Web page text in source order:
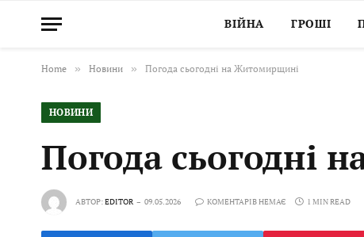
ВІЙНА ГРОШІ
Home » Новини » Погода сьогодні на Житомирщині
НОВИНИ
Погода сьогодні
АВТОР:EDITOR 09.05.2026 КОМЕНТАРІВ НЕМАЄ 1 MIN READ